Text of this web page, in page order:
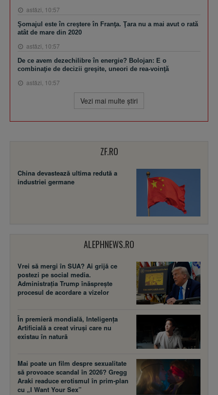
astăzi, 10:57
Şomajul este în creştere în Franţa. Ţara nu a mai avut o rată
atât de mare din 2020
astăzi, 10:57
De ce avem dezechilibre în energie? Bolojan: E o
combinaţie de decizii greşite, uneori de rea-voinţă
astăzi, 10:57
Vezi mai multe ştiri
ZF.RO
China devastează ultima redută a
industriei germane
ALEPHNEWS.RO
Vrei să mergi în SUA? Ai grijă ce
postezi pe social media.
Administrația Trump înăsprește
procesul de acordare a vizelor
În premieră mondială, Inteligența
Artificială a creat viruși care nu
existau în natură
Mai poate un film despre sexualitate
să provoace scandal în 2026? Gregg
Araki readuce erotismul în prim-plan
cu „I Want Your Sex”